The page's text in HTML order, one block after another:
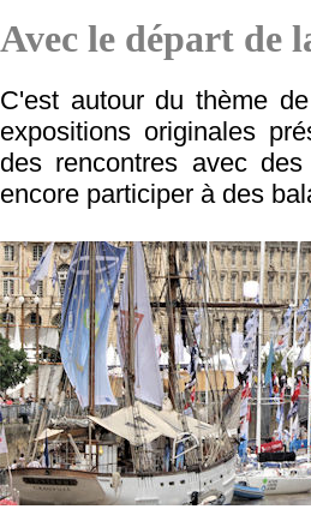
Avec le départ de
C'est autour du thème
expositions originales
des rencontres avec
encore participer à des